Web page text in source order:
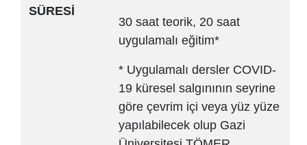
SÜRESİ
30 saat teorik, 20 saat
uygulamalı eğitim*
* Uygulamalı dersler COVID-
19 küresel salgınının seyrine
göre çevrim içi veya yüz yüze
yapılabilecek olup Gazi